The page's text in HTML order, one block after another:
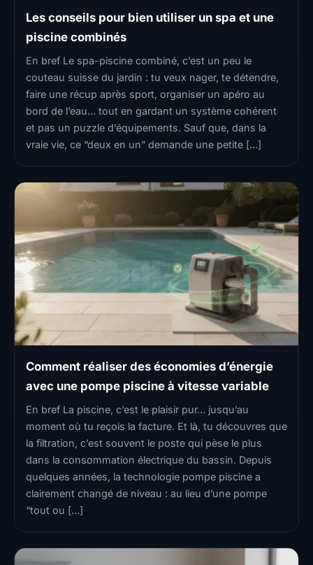
Les conseils pour bien utiliser un spa et une
piscine combinés
En bref Le spa-piscine combiné, c’est un peu le
couteau suisse du jardin : tu veux nager, te détendre,
faire une récup après sport, organiser un apéro au
bord de l’eau… tout en gardant un système cohérent
et pas un puzzle d’équipements. Sauf que, dans la
vraie vie, ce “deux en un” demande une petite […]
Comment réaliser des économies d’énergie
avec une pompe piscine à vitesse variable
En bref La piscine, c’est le plaisir pur… jusqu’au
moment où tu reçois la facture. Et là, tu découvres que
la filtration, c’est souvent le poste qui pèse le plus
dans la consommation électrique du bassin. Depuis
quelques années, la technologie pompe piscine a
clairement changé de niveau : au lieu d’une pompe
“tout ou […]